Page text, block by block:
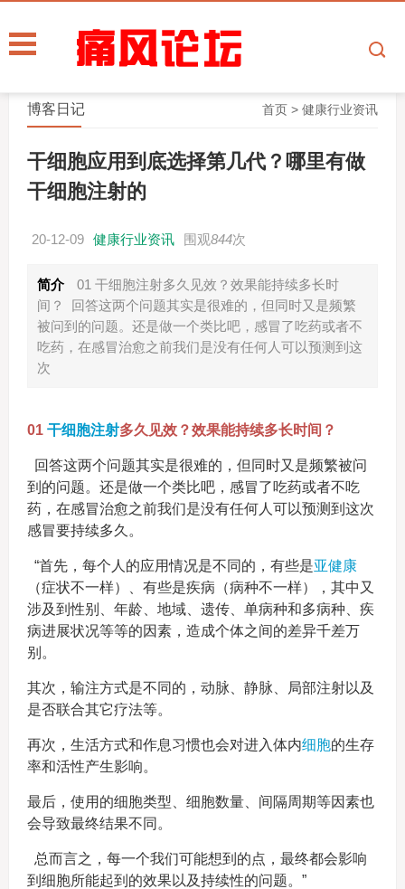
首页 >健康行业资讯
博客日记
干细胞应用到底选择第几代？哪里有做
干细胞注射的
20-12-09 健康行业资讯 围观844次
简介
01 干细胞注射多久见效？效果能持续多长时
间？ 回答这两个问题其实是很难的，但同时又是频繁
被问到的问题。还是做一个类比吧，感冒了吃药或者不
吃药，在感冒治愈之前我们是没有任何人可以预测到这
次
01 干细胞注射多久见效？效果能持续多长时间？
回答这两个问题其实是很难的，但同时又是频繁被问
到的问题。还是做一个类比吧，感冒了吃药或者不吃
药，在感冒治愈之前我们是没有任何人可以预测到这次
感冒要持续多久。
“首先，每个人的应用情况是不同的，有些是亚健康
（症状不一样）、有些是疾病（病种不一样），其中又
涉及到性别、年龄、地域、遗传、单病种和多病种、疾
病进展状况等等的因素，造成个体之间的差异千差万
别。
其次，输注方式是不同的，动脉、静脉、局部注射以及
是否联合其它疗法等。
再次，生活方式和作息习惯也会对进入体内细胞的生存
率和活性产生影响。
最后，使用的细胞类型、细胞数量、间隔周期等因素也
会导致最终结果不同。
总而言之，每一个我们可能想到的点，最终都会影响
到细胞所能起到的效果以及持续性的问题。”